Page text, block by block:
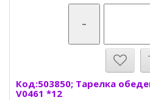
-
Код:503850; Тарелка
V0461 *12